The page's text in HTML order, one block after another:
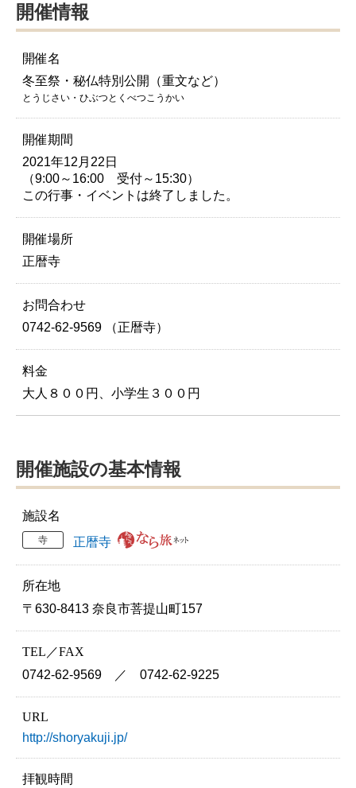
開催情報
開催名
冬至祭・秘仏特別公開（重文など）
とうじさい・ひぶつとくべつこうかい
開催期間
2021年12月22日
（9:00～16:00 受付～15:30）
この行事・イベントは終了しました。
開催場所
正暦寺
お問合わせ
0742-62-9569 （正暦寺）
料金
大人８００円、小学生３００円
開催施設の基本情報
施設名
寺 正暦寺
所在地
〒630-8413 奈良市菩提山町157
TEL／FAX
0742-62-9569 ／ 0742-62-9225
URL
http://shoryakuji.jp/
拝観時間